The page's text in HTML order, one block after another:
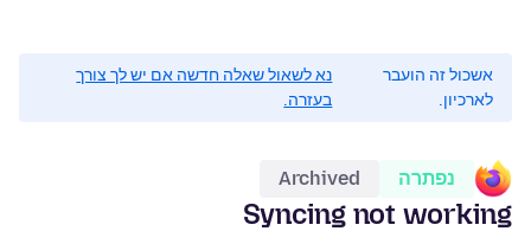
אשכול זה הועבר
לארכיון.
נא לשאול שאלה חדשה אם יש לך צורך
בעזרה.
נפתרה Archived
Syncing not working